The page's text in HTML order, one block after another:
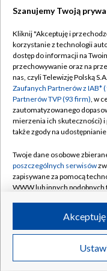
Abonament TVP
Emisja w TVP
Centrum informacji
Naziemna
Rada Programowa
System NOS
Informacje o
Program dla prasy
Ogłoszenie
©2026
Szanujemy Twoją
Kliknij "Akceptuję i
korzystanie z technologii
dostęp do informacji na
przechowywanie oraz na
nas, czyli Telewizję Polską
Zaufanych Partnerów z IAB*
Partnerów TVP (93 firm), w
zautomatyzowanego
mierzenia ich skuteczności) i
także zgody na
Twoje dane osobowe
poszczególnych serwisów
zapisywane za pomocą
WWW lub innych
ruchu w Internecie.
Twoje dane osobowe
poszczególnych serwisówna
Akceptuję